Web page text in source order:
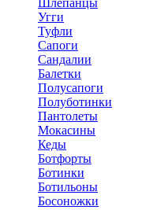
Шлепанцы
Угги
Туфли
Сапоги
Сандалии
Балетки
Полусапоги
Полуботинки
Пантолеты
Мокасины
Кеды
Ботфорты
Ботинки
Ботильоны
Босоножки